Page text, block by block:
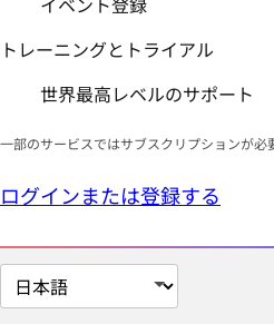
トレーニングとトライアル
世界最高レベルのサポート
一部のサービスではサブスクリプションが必
ログインまたは登録する
ペ
ー